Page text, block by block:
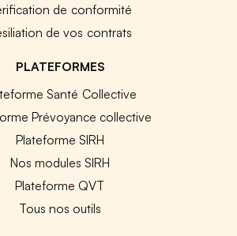
de conformité
de vos contrats
PLATEFORMES
Santé Collective
Prévoyance collective
Plateforme SIRH
Nos modules SIRH
Plateforme QVT
Tous nos outils